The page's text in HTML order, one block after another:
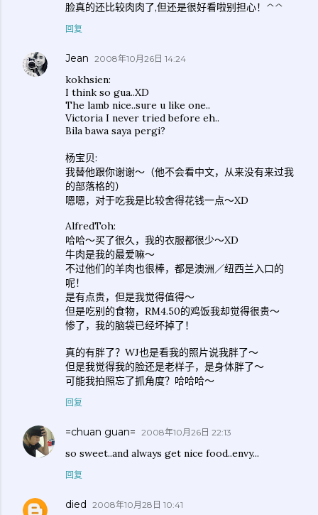
脸真的还比较肉肉了,但还是很好看啦别担心！^^
回复
Jean 2008年10月26日 14:24
kokhsien:
I think so gua..XD
The lamb nice..sure u like one..
Victoria I never tried before eh..
Bila bawa saya pergi?
杨宝贝:
我替他跟你谢谢～（他不会看中文，从来没有来过我
的部落格的）
嗯嗯，对于吃我是比较舍得花钱一点～XD
AlfredToh:
哈哈～买了很久，我的衣服都很少～XD
牛肉是我的最爱嘛～
不过他们的羊肉也很棒，都是澳洲／纽西兰入口的
呢！
是有点贵，但是我觉得值得～
但是吃别的食物，RM4.50的鸡饭我却觉得很贵～
惨了，我的脑袋已经坏掉了！
真的有胖了？WJ也是看我的照片说我胖了～
但是我觉得我的脸还是老样子，是身体胖了～
可能我拍照忘了抓角度？哈哈哈～
回复
=chuan guan= 2008年10月26日 22:13
so sweet..and always get nice food..envy...
回复
died 2008年10月28日 10:41